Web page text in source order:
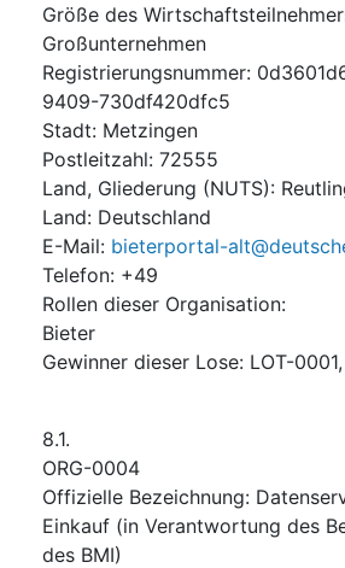
Größe des
Großunternehmen
Registrierungsnummer:
9409-730df420dfc5
Stadt: Metzingen
Postleitzahl: 72555
Land, Gliederung (NUTS):
Land: Deutschland
E-Mail: bieterportal-
Telefon: +49
Rollen dieser Organisation:
Bieter
Gewinner dieser Lose: LOT-
8.1.
ORG-0004
Offizielle Bezeichnung:
Einkauf (in Verantwortung des
des BMI)